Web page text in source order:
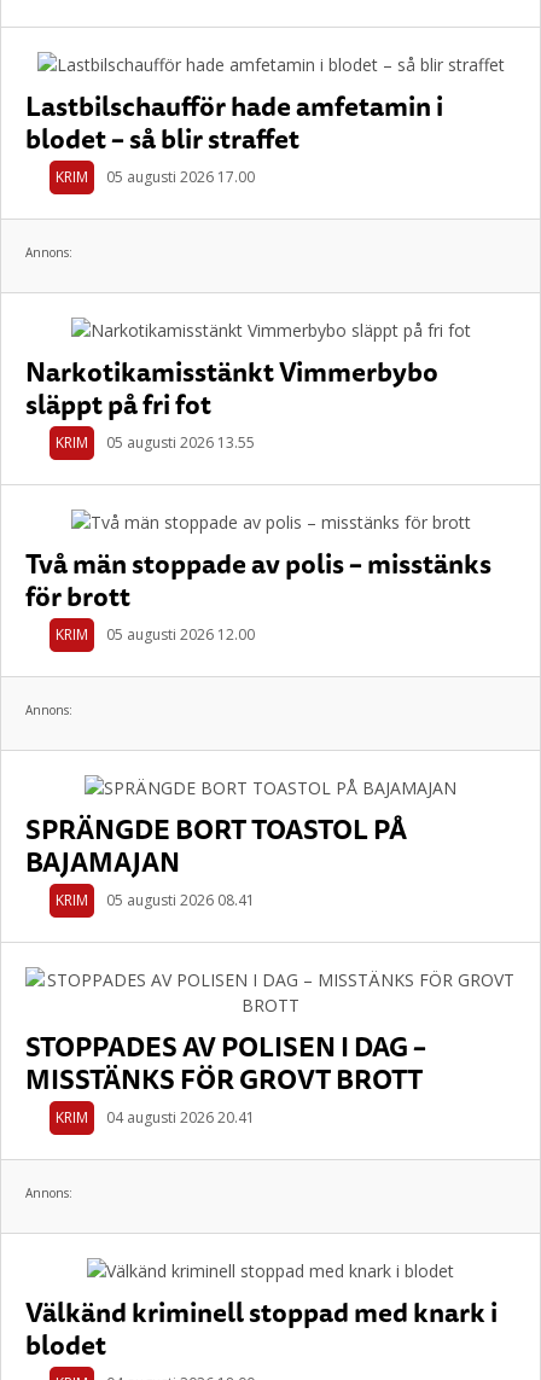
Lastbilschaufför hade amfetamin i
blodet – så blir straffet
KRIM 05 augusti 2026 17.00
Annons:
Narkotikamisstänkt Vimmerbybo
släppt på fri fot
KRIM 05 augusti 2026 13.55
Två män stoppade av polis – misstänks
för brott
KRIM 05 augusti 2026 12.00
Annons:
SPRÄNGDE BORT TOASTOL PÅ
BAJAMAJAN
KRIM 05 augusti 2026 08.41
STOPPADES AV POLISEN I DAG –
MISSTÄNKS FÖR GROVT BROTT
KRIM 04 augusti 2026 20.41
Annons:
Välkänd kriminell stoppad med knark i
blodet